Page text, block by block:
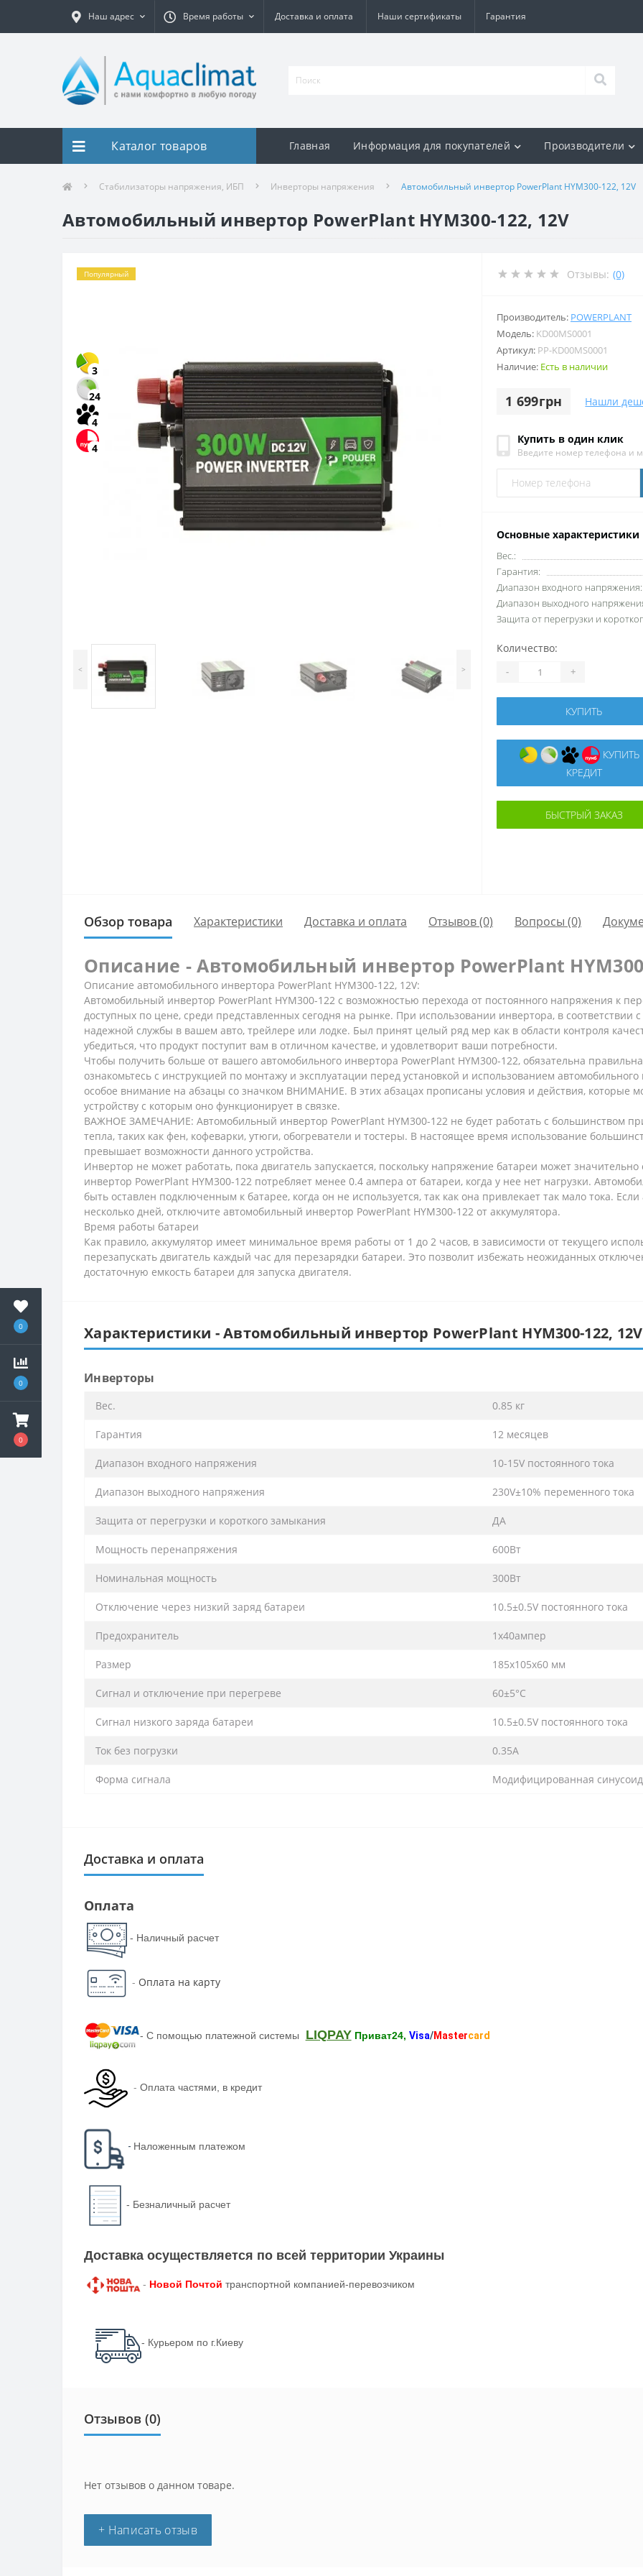
0
0
0
Наш адрес Время работы Доставка и оплата Наши сертификаты Гарантия
Каталог товаров Главная Информация для покупателей Производители
Стабилизаторы напряжения, ИБП Инверторы напряжения Автомобильный инвертор PowerPlant HYM300-122, 12V
Автомобильный инвертор PowerPlant HYM300-122, 12V
Популярный
3
24
4
4
< >
Отзывы: (0)
Производитель: POWERPLANT
Модель: KD00MS0001
Артикул: PP-KD00MS0001
Наличие: Есть в наличии
1 699грн Нашли
Купить в один клик
Введите номер телефона и
Основные характеристики
Вес.:
Гарантия:
Диапазон входного напряжения:
Диапазон выходного
Защита от перегрузки и
Количество:
- +
КУПИТЬ
КУПИТЬ В
КРЕДИТ
БЫСТРЫЙ ЗАКАЗ
Обзор товара Характеристики Доставка и оплата Отзывов (0) Вопросы (0)
Описание - Автомобильный инвертор PowerPlant
Описание автомобильного инвертора PowerPlant HYM300-122, 12V:
Автомобильный инвертор PowerPlant HYM300-122 с возможностью перехода от постоянного напряжения к
доступных по цене, среди представленных сегодня на рынке. При использовании инвертора, в соответствии
надежной службы в вашем авто, трейлере или лодке. Был принят целый ряд мер как в области контроля
убедиться, что продукт поступит вам в отличном качестве, и удовлетворит ваши потребности.
Чтобы получить больше от вашего автомобильного инвертора PowerPlant HYM300-122, обязательна
ознакомьтесь с инструкцией по монтажу и эксплуатации перед установкой и использованием
особое внимание на абзацы со значком ВНИМАНИЕ. В этих абзацах прописаны условия и действия, которые
устройству с которым оно функционирует в связке.
ВАЖНОЕ ЗАМЕЧАНИЕ: Автомобильный инвертор PowerPlant HYM300-122 не будет работать с большинством
тепла, таких как фен, кофеварки, утюги, обогреватели и тостеры. В настоящее время использование
превышает возможности данного устройства.
Инвертор не может работать, пока двигатель запускается, поскольку напряжение батареи может
инвертор PowerPlant HYM300-122 потребляет менее 0.4 ампера от батареи, когда у нее нет нагрузки.
быть оставлен подключенным к батарее, когда он не используется, так как она привлекает так мало тока.
несколько дней, отключите автомобильный инвертор PowerPlant HYM300-122 от аккумулятора.
Время работы батареи
Как правило, аккумулятор имеет минимальное время работы от 1 до 2 часов, в зависимости от текущего
перезапускать двигатель каждый час для перезарядки батареи. Это позволит избежать неожиданных
достаточную емкость батареи для запуска двигателя.
Характеристики - Автомобильный инвертор PowerPlant HYM300-122, 12V
Инверторы
Вес. 0.85 кг
Гарантия 12 месяцев
Диапазон входного напряжения 10-15V постоянного тока
Диапазон выходного напряжения 230V±10% переменного тока
Защита от перегрузки и короткого замыкания ДА
Мощность перенапряжения 600Вт
Номинальная мощность 300Вт
Отключение через низкий заряд батареи 10.5±0.5V постоянного тока
Предохранитель 1x40ампер
Размер 185x105x60 мм
Сигнал и отключение при перегреве 60±5°C
Сигнал низкого заряда батареи 10.5±0.5V постоянного тока
Ток без погрузки 0.35A
Форма сигнала Модифицированная
Доставка и оплата
Оплата
- Наличный расчет
- Оплата на карту
- С помощью платежной системы LIQPAY Приват24, Visa/Mastercard
- Оплата частями, в кредит
- Наложенным платежом
- Безналичный расчет
Доставка осуществляется по всей территории Украины
- Новой Почтой транспортной компанией-перевозчиком
- Курьером по г.Киеву
Отзывов (0)
Нет отзывов о данном товаре.
+ Написать отзыв